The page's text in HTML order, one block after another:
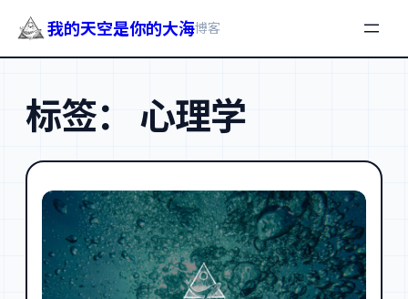
我的天空是你的大海博客
标签： 心理学